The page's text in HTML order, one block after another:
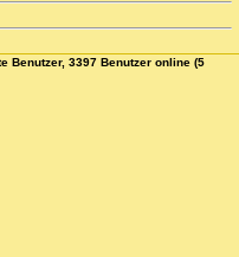
Benutzer, 3397 Benutzer online (5